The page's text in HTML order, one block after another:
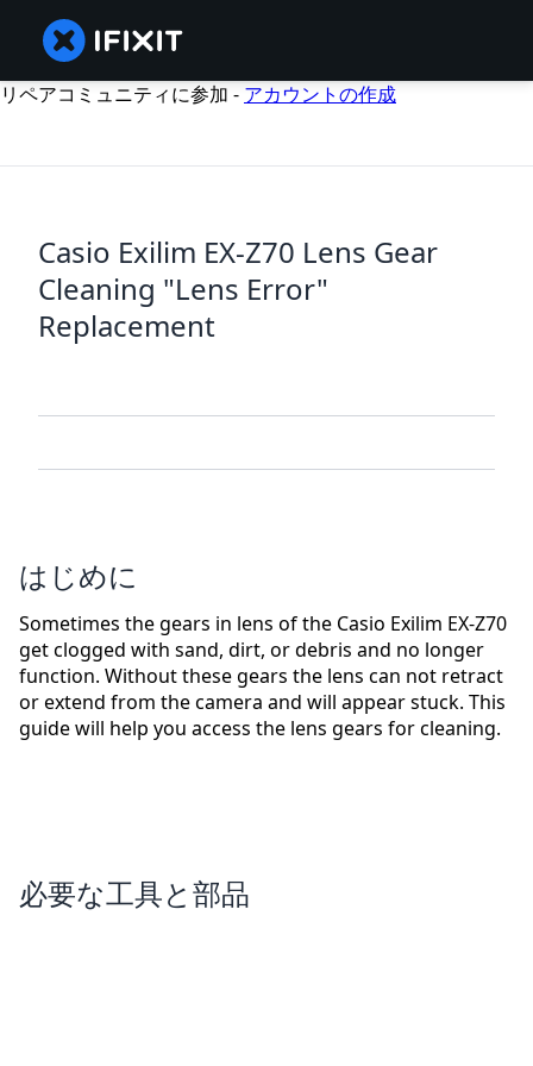
リペアコミュニティに参加 - アカウントの作成
Casio Exilim EX-Z70 Lens Gear
Cleaning "Lens Error"
Replacement
はじめに
Sometimes the gears in lens of the Casio Exilim EX-Z70
get clogged with sand, dirt, or debris and no longer
function. Without these gears the lens can not retract
or extend from the camera and will appear stuck. This
guide will help you access the lens gears for cleaning.
必要な工具と部品